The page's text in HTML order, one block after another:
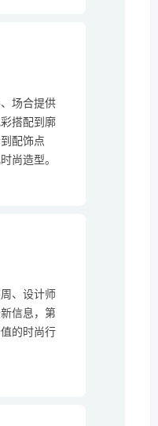
场合提供
搭配到廓
配饰点
尚造型。
、设计师
信息，第
的时尚行